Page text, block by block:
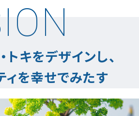
トキをデザインし、
ィを幸せでみたす